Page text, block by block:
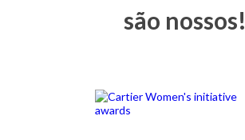
são nossos!